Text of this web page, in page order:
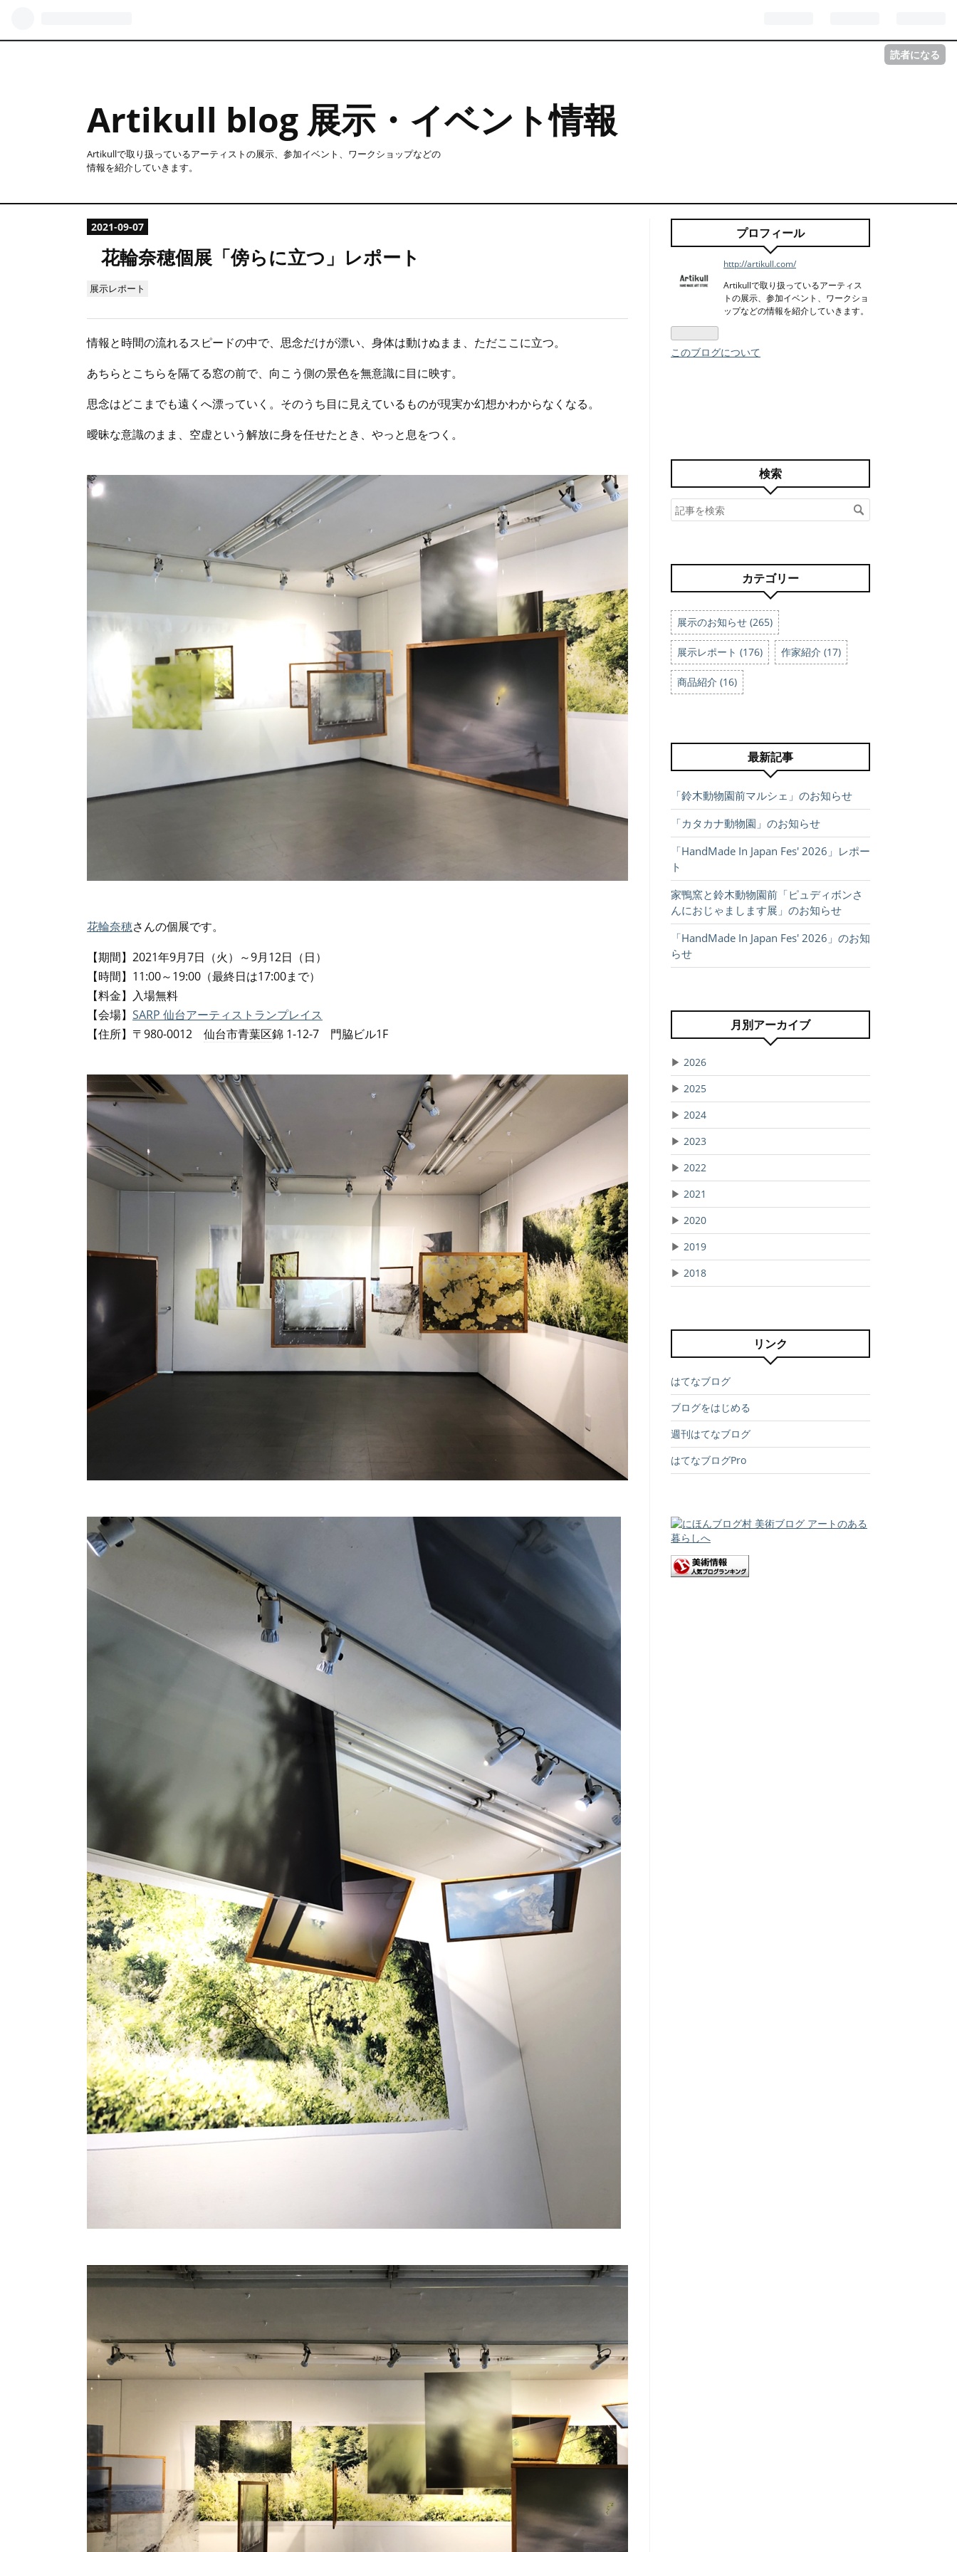
読者になる
Artikull blog 展示・イベント情報
Artikullで取り扱っているアーティストの展示、参加イベント、ワークショップなどの
情報を紹介していきます。
2021-09-07
花輪奈穂個展「傍らに立つ」レポート
展示レポート
情報と時間の流れるスピードの中で、思念だけが漂い、身体は動けぬまま、ただここに立つ。
あちらとこちらを隔てる窓の前で、向こう側の景色を無意識に目に映す。
思念はどこまでも遠くへ漂っていく。そのうち目に見えているものが現実か幻想かわからなくなる。
曖昧な意識のまま、空虚という解放に身を任せたとき、やっと息をつく。
花輪奈穂さんの個展です。
【期間】2021年9月7日（火）～9月12日（日）
【時間】11:00～19:00（最終日は17:00まで）
【料金】入場無料
【会場】 SARP 仙台アーティストランプレイス
【住所】〒980-0012 仙台市青葉区錦 1-12-7 門脇ビル1F
プロフィール
http://artikull.com/
Artikullで取り扱っているアーティス
トの展示、参加イベント、ワークショ
ップなどの情報を紹介していきます。
このブログについて
検索
カテゴリー
展示のお知らせ (265)
展示レポート (176) 作家紹介 (17)
商品紹介 (16)
最新記事
「鈴木動物園前マルシェ」のお知らせ
「カタカナ動物園」のお知らせ
「HandMade In Japan Fes' 2026」レポー
ト
家鴨窯と鈴木動物園前「ピュディボンさ
んにおじゃまします展」のお知らせ
「HandMade In Japan Fes' 2026」のお知
らせ
月別アーカイブ
▶ 2026
▶ 2025
▶ 2024
▶ 2023
▶ 2022
▶ 2021
▶ 2020
▶ 2019
▶ 2018
リンク
はてなブログ
ブログをはじめる
週刊はてなブログ
はてなブログPro